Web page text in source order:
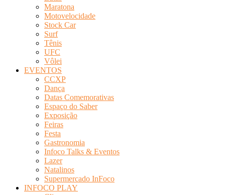
Maratona
Motovelocidade
Stock Car
Surf
Tênis
UFC
Vôlei
EVENTOS
CCXP
Dança
Datas Comemorativas
Espaço do Saber
Exposição
Feiras
Festa
Gastronomia
Infoco Talks & Eventos
Lazer
Natalinos
Supermercado InFoco
INFOCO PLAY